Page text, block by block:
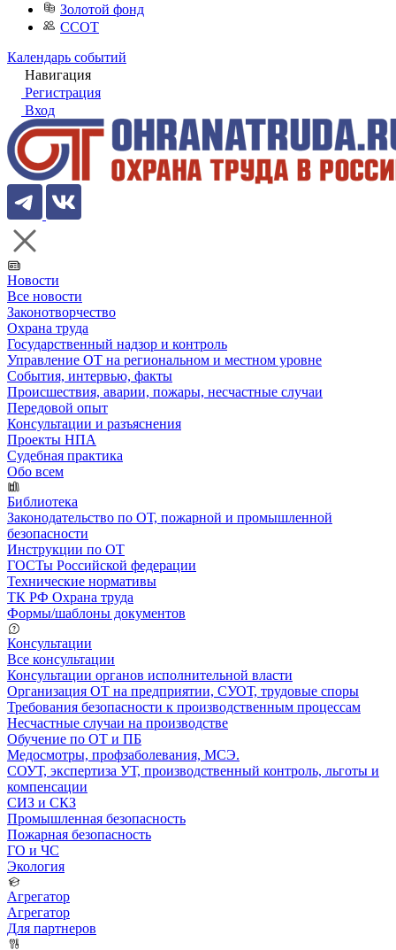
Золотой фонд
ССОТ
Календарь событий
Навигация
Регистрация
Вход
Новости
Все новости
Законотворчество
Охрана труда
Государственный надзор и контроль
Управление ОТ на региональном и местном уровне
События, интервью, факты
Происшествия, аварии, пожары, несчастные случаи
Передовой опыт
Консультации и разъяснения
Проекты НПА
Судебная практика
Обо всем
Библиотека
Законодательство по ОТ, пожарной и промышленной
безопасности
Инструкции по ОТ
ГОСТы Российской федерации
Технические нормативы
ТК РФ Охрана труда
Формы/шаблоны документов
Консультации
Все консультации
Консультации органов исполнительной власти
Организация ОТ на предприятии, СУОТ, трудовые споры
Требования безопасности к производственным процессам
Несчастные случаи на производстве
Обучение по ОТ и ПБ
Медосмотры, профзаболевания, МСЭ.
СОУТ, экспертиза УТ, производственный контроль, льготы и
компенсации
СИЗ и СКЗ
Промышленная безопасность
Пожарная безопасность
ГО и ЧС
Экология
Агрегатор
Агрегатор
Для партнеров